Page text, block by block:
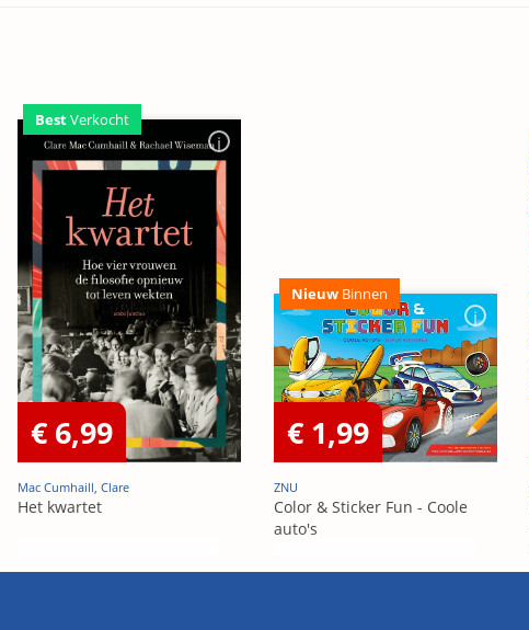
BestVerkocht
€ 6,99
Mac Cumhaill, Clare
Het kwartet
Nieuw Binnen
€ 1,99
ZNU
Color & Sticker Fun - Coole
auto's